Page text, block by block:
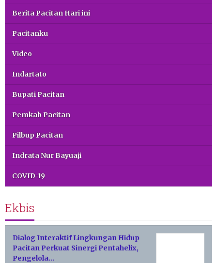
Berita Pacitan Hari ini
Pacitanku
Video
Indartato
Bupati Pacitan
Pemkab Pacitan
Pilbup Pacitan
Indrata Nur Bayuaji
COVID-19
Ekbis
Dialog Interaktif Lingkungan Hidup
Pacitan Perkuat Sinergi Pentahelix,
Pengelola…